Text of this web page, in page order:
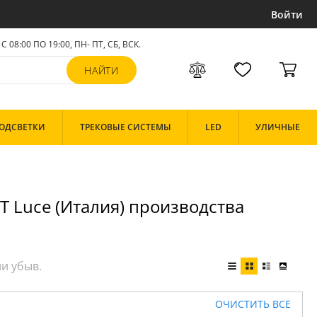
Войти
С 08:00 ПО 19:00, ПН- ПТ, СБ, ВСК.
ТРЕКОВЫЕ СИСТЕМЫ LED УЛИЧНЫЕ
Luce (Италия) производства
ОЧИСТИТЬ ВСЕ